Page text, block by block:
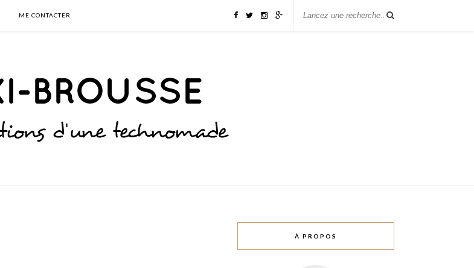
ME CONTACTER
À PROPOS